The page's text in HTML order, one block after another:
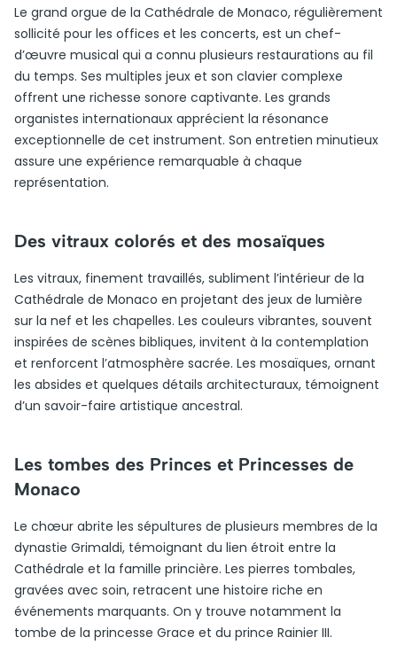
Le grand orgue de la Cathédrale de Monaco, régulièrement
sollicité pour les offices et les concerts, est un chef-
d’œuvre musical qui a connu plusieurs restaurations au fil
du temps. Ses multiples jeux et son clavier complexe
offrent une richesse sonore captivante. Les grands
organistes internationaux apprécient la résonance
exceptionnelle de cet instrument. Son entretien minutieux
assure une expérience remarquable à chaque
représentation.
Des vitraux colorés et des mosaïques
Les vitraux, finement travaillés, subliment l’intérieur de la
Cathédrale de Monaco en projetant des jeux de lumière
sur la nef et les chapelles. Les couleurs vibrantes, souvent
inspirées de scènes bibliques, invitent à la contemplation
et renforcent l’atmosphère sacrée. Les mosaïques, ornant
les absides et quelques détails architecturaux, témoignent
d’un savoir-faire artistique ancestral.
Les tombes des Princes et Princesses de
Monaco
Le chœur abrite les sépultures de plusieurs membres de la
dynastie Grimaldi, témoignant du lien étroit entre la
Cathédrale et la famille princière. Les pierres tombales,
gravées avec soin, retracent une histoire riche en
événements marquants. On y trouve notamment la
tombe de la princesse Grace et du prince Rainier III.